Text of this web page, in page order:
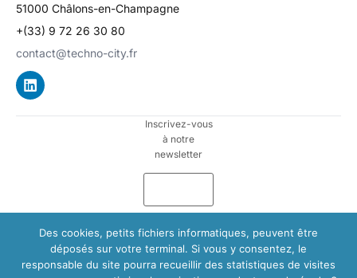
51000 Châlons-en-Champagne
+(33) 9 72 26 30 80
contact@techno-city.fr
Inscrivez-vous
à notre
newsletter
Des cookies, petits fichiers informatiques, peuvent être
déposés sur votre terminal. Si vous y consentez, le
responsable du site pourra recueillir des statistiques de visites